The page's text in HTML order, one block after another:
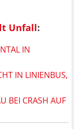
Unfall:
IN
IN LINIENBUS,
BEI CRASH AUF